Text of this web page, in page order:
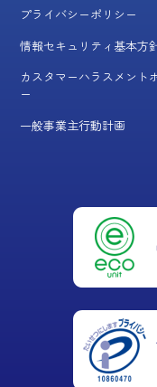
プライバシーポリシー
情報セキュリティ基本方
カスタマーハラスメント
ー
一般事業主行動計画